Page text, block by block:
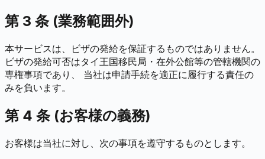
第 3 条 (業務範囲外)
本サービスは、ビザの発給を保証するものではありません。
ビザの発給可否はタイ王国移民局・在外公館等の管轄機関の
専権事項であり、 当社は申請手続を適正に履行する責任の
みを負います。
第 4 条 (お客様の義務)
お客様は当社に対し、次の事項を遵守するものとします。